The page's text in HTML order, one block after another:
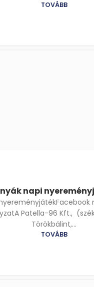
TOVÁBB
napi
Patella-96 Kft.,
Törökbálint,...
TOVÁBB